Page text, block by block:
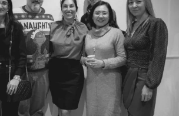
et utilise différents
de proposer des cours variés et
ainsi le progrès des
dans l’animation de groupes
dans le suivi individuel, dans
privilégie une approche
et donne beaucoup
aux interactions et aux